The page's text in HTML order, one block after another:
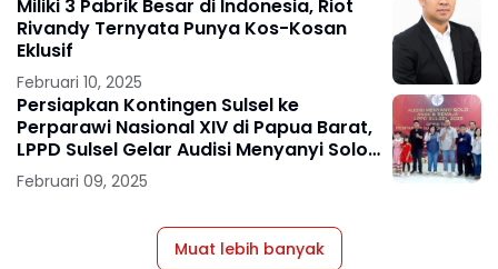
Miliki 3 Pabrik Besar di Indonesia, Riot
Rivandy Ternyata Punya Kos-Kosan
Eklusif
Februari 10, 2025
Persiapkan Kontingen Sulsel ke
Perparawi Nasional XIV di Papua Barat,
LPPD Sulsel Gelar Audisi Menyanyi Solo
Kategori Anak & Remaja
Februari 09, 2025
Muat lebih banyak